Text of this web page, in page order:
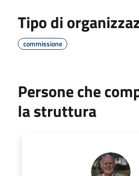
Tipo di
commissione
Persone che
la struttura